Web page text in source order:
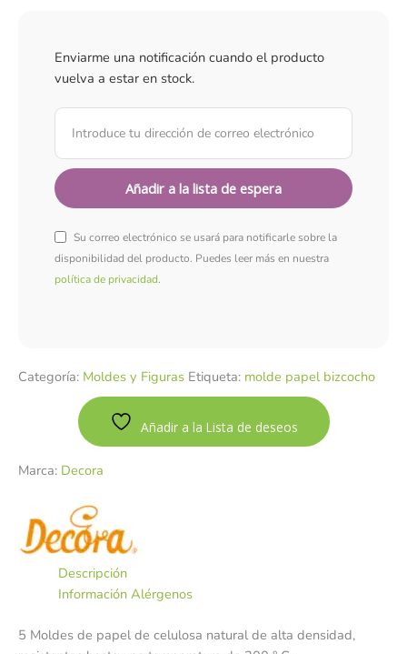
Enviarme una notificación cuando el producto
vuelva a estar en stock.
Su correo electrónico se usará para notificarle sobre la
disponibilidad del producto. Puedes leer más en nuestra
política de privacidad.
Categoría: Moldes y Figuras Etiqueta: molde papel bizcocho
Añadir a la Lista de deseos
Marca: Decora
Descripción
Información Alérgenos
5 Moldes de papel de celulosa natural de alta densidad,